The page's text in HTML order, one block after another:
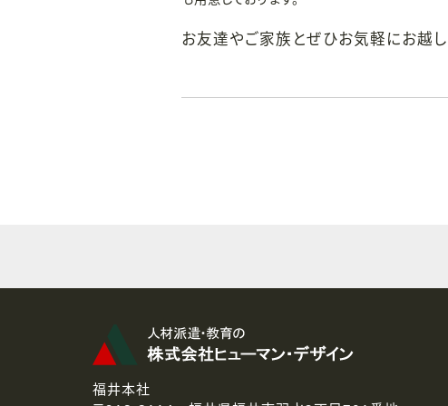
お友達やご家族とぜひお気軽にお越し
福井本社